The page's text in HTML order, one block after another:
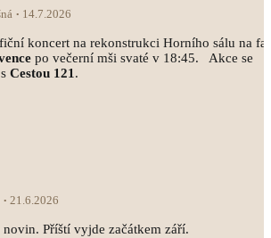
14.7.2026
koncert na rekonstrukci Horního sálu na
po večerní mši svaté v 18:45. Akce se
Cestou 121 .
21.6.2026
Příští vyjde začátkem září.